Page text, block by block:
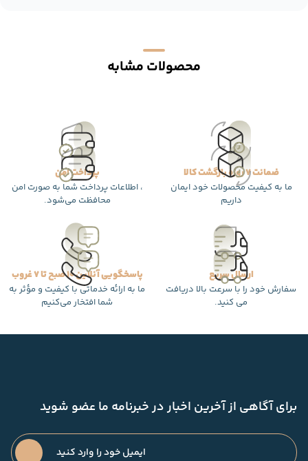
محصولات مشابه
ضمانت 7 روزه بازگشت کالا
ما به کیفیت محصولات خود ایمان
داریم
پرداخت امن
، اطلاعات پرداخت شما به صورت امن
محافظت می‌شود.
ارسال سریع
سفارش خود را با سرعت بالا دریافت
می کنید.
پاسخگویی آنلاین 10 صبح تا 7 غروب
ما به ارائه خدماتی با کیفیت و مؤثر به
شما افتخار می‌کنیم
برای آگاهی از آخرین اخبار در خبرنامه ما عضو شوید